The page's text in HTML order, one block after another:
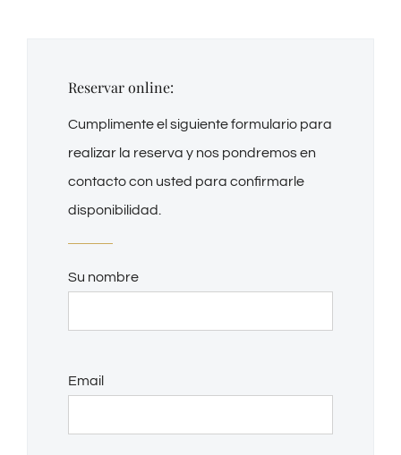
Reservar online:
Cumplimente el siguiente formulario para
realizar la reserva y nos pondremos en
contacto con usted para confirmarle
disponibilidad.
Su nombre
Email